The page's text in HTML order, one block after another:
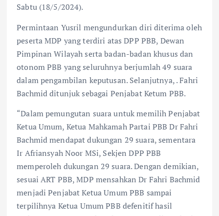
Sabtu (18/5/2024).
Permintaan Yusril mengundurkan diri diterima oleh
peserta MDP yang terdiri atas DPP PBB, Dewan
Pimpinan Wilayah serta badan-badan khusus dan
otonom PBB yang seluruhnya berjumlah 49 suara
dalam pengambilan keputusan. Selanjutnya, . Fahri
Bachmid ditunjuk sebagai Penjabat Ketum PBB.
“Dalam pemungutan suara untuk memilih Penjabat
Ketua Umum, Ketua Mahkamah Partai PBB Dr Fahri
Bachmid mendapat dukungan 29 suara, sementara
Ir Afriansyah Noor MSi, Sekjen DPP PBB
memperoleh dukungan 29 suara. Dengan demikian,
sesuai ART PBB, MDP mensahkan Dr Fahri Bachmid
menjadi Penjabat Ketua Umum PBB sampai
terpilihnya Ketua Umum PBB defenitif hasil